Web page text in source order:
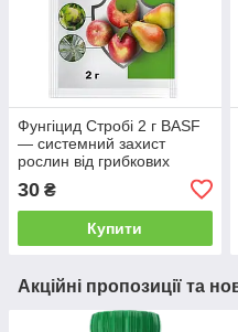
Фунгіцид Стробі 2 г BASF
— системний захист
рослин від грибкових
30 ₴
Купити
Акційні пропозиції та